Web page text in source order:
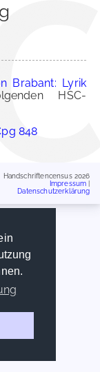
Brabant: Lyrik
HSC-
848
Handschriftencensus 2026
Impressum
Datenschutzerklärung